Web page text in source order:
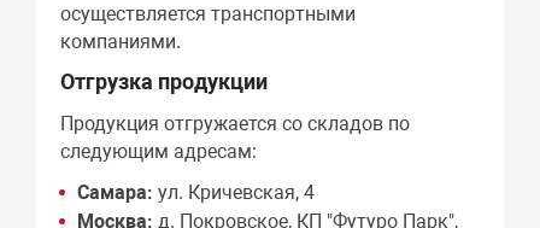
осуществляется транспортными
компаниями.
Отгрузка продукции
Продукция отгружается со складов по
следующим адресам:
Самара: ул. Кричевская, 4
Москва: д. Покровское, КП "Футуро Парк",